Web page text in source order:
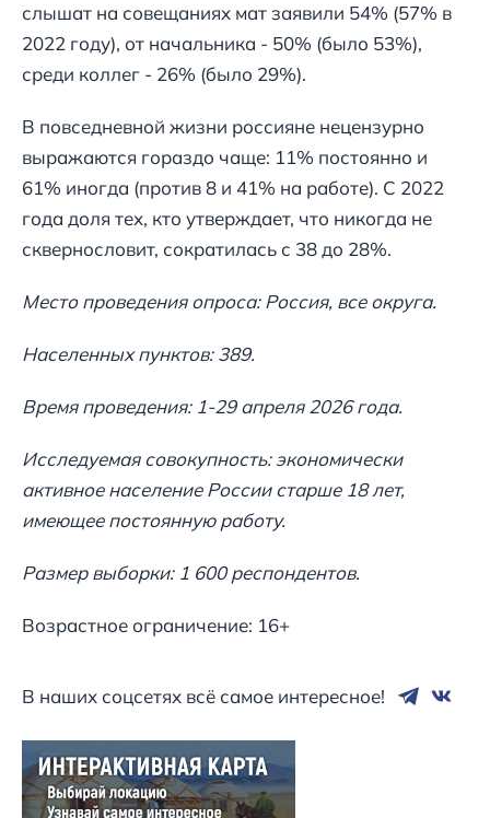
слышат на совещаниях мат заявили 54% (57% в
2022 году), от начальника - 50% (было 53%),
среди коллег - 26% (было 29%).
В повседневной жизни россияне нецензурно
выражаются гораздо чаще: 11% постоянно и
61% иногда (против 8 и 41% на работе). С 2022
года доля тех, кто утверждает, что никогда не
сквернословит, сократилась с 38 до 28%.
Место проведения опроса: Россия, все округа.
Населенных пунктов: 389.
Время проведения: 1-29 апреля 2026 года.
Исследуемая совокупность: экономически
активное население России старше 18 лет,
имеющее постоянную работу.
Размер выборки: 1 600 респондентов.
Возрастное ограничение: 16+
В наших соцсетях всё самое интересное!